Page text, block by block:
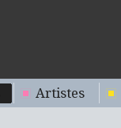
Artistes